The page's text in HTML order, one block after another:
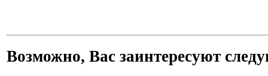
Возможно, Вас заинтересуют